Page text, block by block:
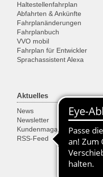
Haltestellenfahrplan
Abfahrten & Ankünfte
Fahrplanänderungen
Fahrplanbuch
VVO mobil
Fahrplan für Entwickler
Sprachassistent Alexa
Aktuelles
News
Newsletter
Kundenmagazin
RSS-Feed